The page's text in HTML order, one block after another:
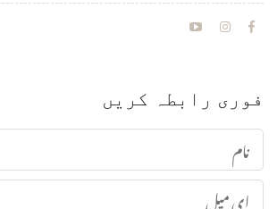
فوری رابطہ کریں